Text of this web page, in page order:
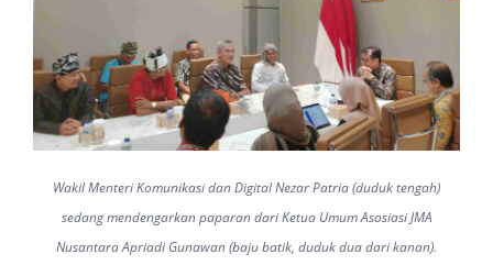
Wakil Menteri Komunikasi dan Digital Nezar Patria (duduk tengah)
sedang mendengarkan paparan dari Ketua Umum Asosiasi JMA
Nusantara Apriadi Gunawan (baju batik, duduk dua dari kanan).